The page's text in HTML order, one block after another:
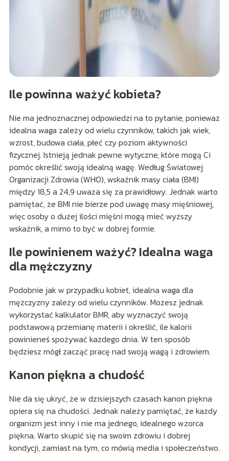
Ile powinna ważyć kobieta?
Nie ma jednoznacznej odpowiedzi na to pytanie, ponieważ
idealna waga zależy od wielu czynników, takich jak wiek,
wzrost, budowa ciała, płeć czy poziom aktywności
fizycznej. Istnieją jednak pewne wytyczne, które mogą Ci
pomóc określić swoją idealną wagę. Według Światowej
Organizacji Zdrowia (WHO), wskaźnik masy ciała (BMI)
między 18,5 a 24,9 uważa się za prawidłowy. Jednak warto
pamiętać, że BMI nie bierze pod uwagę masy mięśniowej,
więc osoby o dużej ilości mięśni mogą mieć wyższy
wskaźnik, a mimo to być w dobrej formie.
Ile powinienem ważyć? Idealna waga
dla mężczyzny
Podobnie jak w przypadku kobiet, idealna waga dla
mężczyzny zależy od wielu czynników. Możesz jednak
wykorzystać kalkulator BMR, aby wyznaczyć swoją
podstawową przemianę materii i określić, ile kalorii
powinieneś spożywać każdego dnia. W ten sposób
będziesz mógł zacząć pracę nad swoją wagą i zdrowiem.
Kanon piękna a chudość
Nie da się ukryć, że w dzisiejszych czasach kanon piękna
opiera się na chudości. Jednak należy pamiętać, że każdy
organizm jest inny i nie ma jednego, idealnego wzorca
piękna. Warto skupić się na swoim zdrowiu i dobrej
kondycji, zamiast na tym, co mówią media i społeczeństwo.